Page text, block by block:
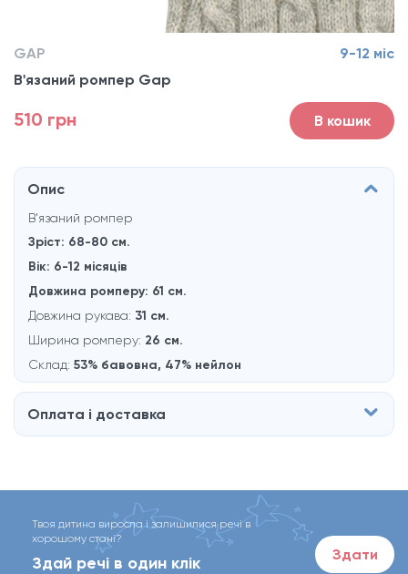
GAP
9-12 міс
В'язаний ромпер Gap
510 грн В кошик
Опис
В'язаний ромпер
Зріст: 68-80 см.
Вік: 6-12 місяців
Довжина ромперу: 61 см.
Довжина рукава: 31 см.
Ширина ромперу: 26 см.
Склад: 53% бавовна, 47% нейлон
Оплата і доставка
Твоя дитина виросла і залишилися речі в
хорошому стані?
Здай речі в один клік Здати